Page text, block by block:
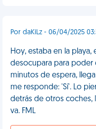
Por daKiLz - 06/04/2025
Hoy, estaba en la
desocupara para poder
minutos de espera,
me responde: 'Sí'. Lo
detrás de otros coches,
va. FML